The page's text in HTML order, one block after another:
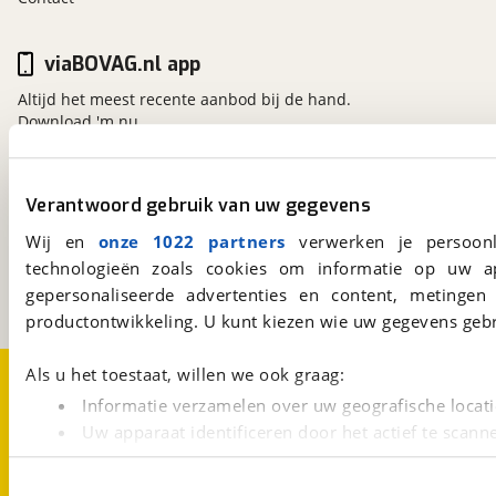
Verantwoord gebruik van uw gegevens
Wij en onze 1022 partners verwerken je
technologieën zoals cookies om informatie op
gepersonaliseerde advertenties en content,
productontwikkeling. U kunt kiezen wie uw gegevens
Als u het toestaat, willen we ook graag:
Informatie verzamelen over uw geografische
Uw apparaat identificeren door het actief te
Lees meer over hoe uw persoonlijke gegevens worden
viaBOVAG.nl
Kosterijland15
Een initiatief van
BOVAG
viaBOVAG.nl app
Altijd het meest recente aanbod bij de hand.
Download 'm nu.
Over viaBOVAG.nlDisclaimer- en Privacyverklaring
Cookievoorkeuren
Vacatures